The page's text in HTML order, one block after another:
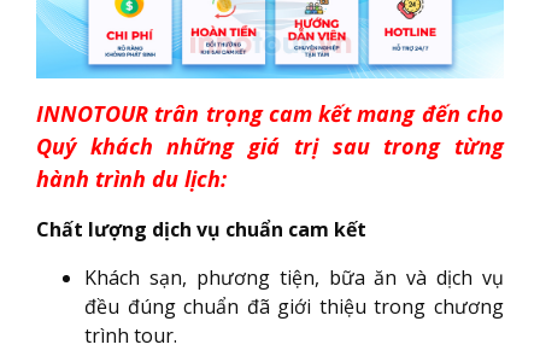
INNOTOUR trân trọng cam kết mang đến cho
Quý khách những giá trị sau trong từng
hành trình du lịch:
Chất lượng dịch vụ chuẩn cam kết
Khách sạn, phương tiện, bữa ăn và dịch vụ
đều đúng chuẩn đã giới thiệu trong chương
trình tour.